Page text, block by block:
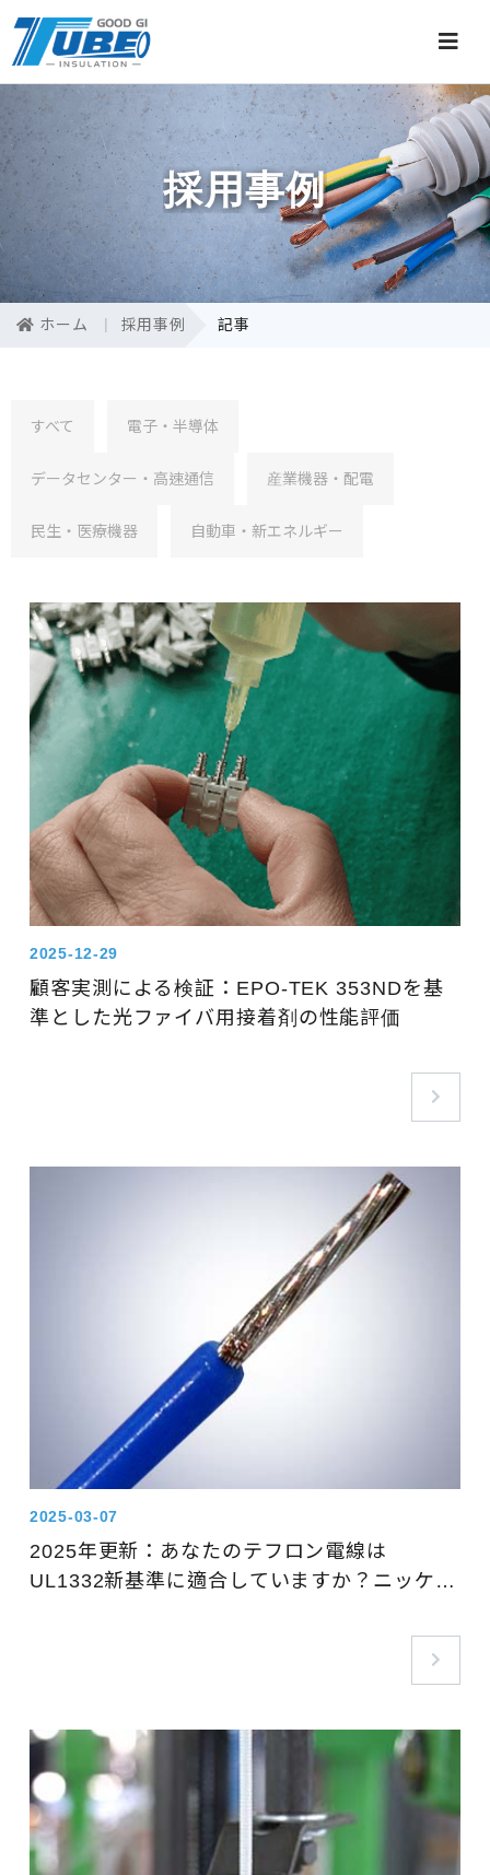
採用事例
ホーム 採用事例 記事
すべて 電子・半導体
データセンター・高速通信 産業機器・配電
民生・医療機器 自動車・新エネルギー
2025-12-29
顧客実測による検証：EPO-TEK 353NDを基
準とした光ファイバ用接着剤の性能評価
2025-03-07
2025年更新：あなたのテフロン電線は
UL1332新基準に適合していますか？ニッケル